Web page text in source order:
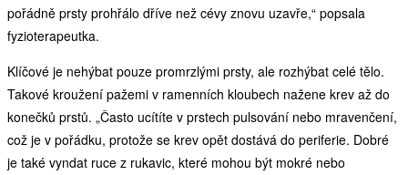
pořádně prsty prohřálo dříve než cévy znovu uzavře,“ popsala
fyzioterapeutka.
Klíčové je nehýbat pouze promrzlými prsty, ale rozhýbat celé tělo.
Takové kroužení pažemi v ramenních kloubech nažene krev až do
konečků prstů. „Často ucítíte v prstech pulsování nebo mravenčení,
což je v pořádku, protože se krev opět dostává do periferie. Dobré
je také vyndat ruce z rukavic, které mohou být mokré nebo